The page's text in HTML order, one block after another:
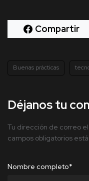
Compartir
Buenas prácticas
Déjanos tu
Tu dirección de correo
campos obligatorios
Nombre completo*